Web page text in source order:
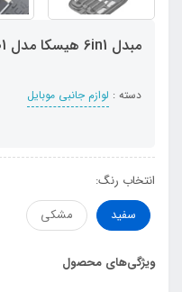
مبدل 6in1 هیسکا مدل HR-01
دسته : لوازم جانبی موبایل
انتخاب رنگ:
سفید
مشکی
ویژگی‌های محصول